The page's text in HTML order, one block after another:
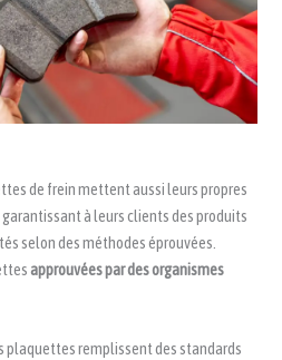
de frein mettent aussi leurs propres
à leurs clients des produits
selon des méthodes éprouvées.
approuvées par des organismes
plaquettes remplissent des standards